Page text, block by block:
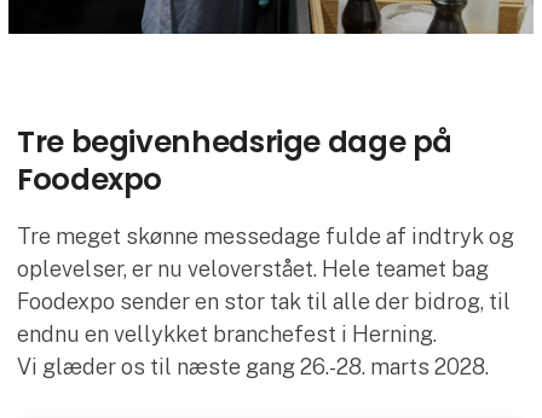
Tre begivenhedsrige dage på
Foodexpo
Tre meget skønne messedage fulde af indtryk og
oplevelser, er nu veloverstået. Hele teamet bag
Foodexpo sender en stor tak til alle der bidrog, til
endnu en vellykket branchefest i Herning.
Vi glæder os til næste gang 26.-28. marts 2028.